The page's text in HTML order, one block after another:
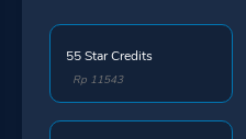
55 Star Credits
Rp 11543